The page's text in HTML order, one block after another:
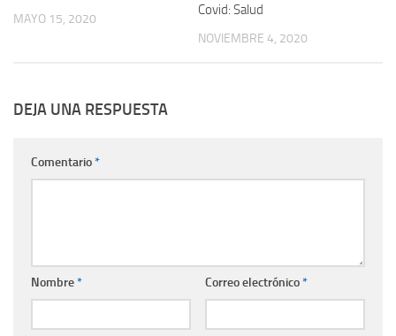
MAYO 15, 2020
Covid: Salud
NOVIEMBRE 4, 2020
DEJA UNA RESPUESTA
Comentario*
Nombre* Correo electrónico*